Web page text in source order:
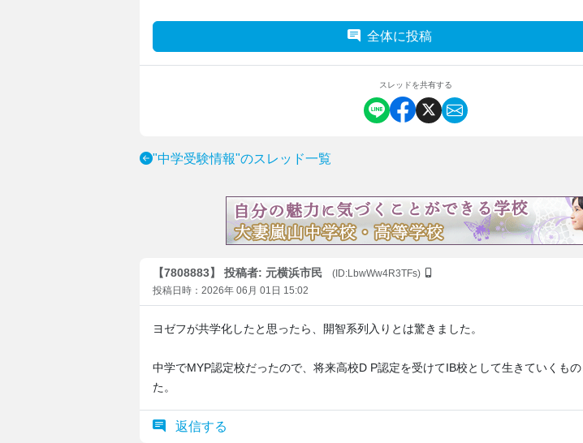
全体に投稿
スレッドを共有する
"中学受験情報"のスレッド一覧
【7808883】 投稿者: 元横浜市民
(ID:LbwWw4R3TFs)
投稿日時：2026年 06月 01日 15:02
ヨゼフが共学化したと思ったら、開智系列入りとは驚きました。
中学でMYP認定校だったので、将来高校D P認定を受けてIB校として生きていくも
た。
返信する